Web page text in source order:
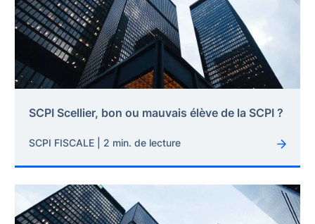
SCPI Scellier, bon ou mauvais élève de la SCPI ?
SCPI FISCALE | 2 min. de lecture